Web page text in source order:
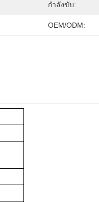
กำลังขับ:
OEM/ODM: